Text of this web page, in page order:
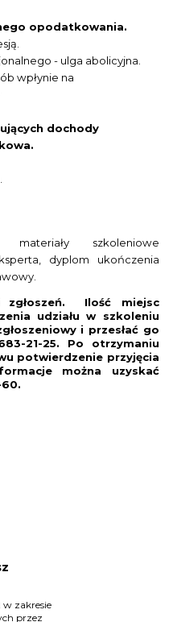
opodatkowania.
- ulga abolicyjna.
wpłynie na
dochody
materiały szkoleniowe
dyplom ukończenia
zgłoszeń. Ilość miejsc
udziału w szkoleniu
i przesłać go
21-25. Po otrzymaniu
potwierdzenie przyjęcia
można uzyskać
w zakresie
przez